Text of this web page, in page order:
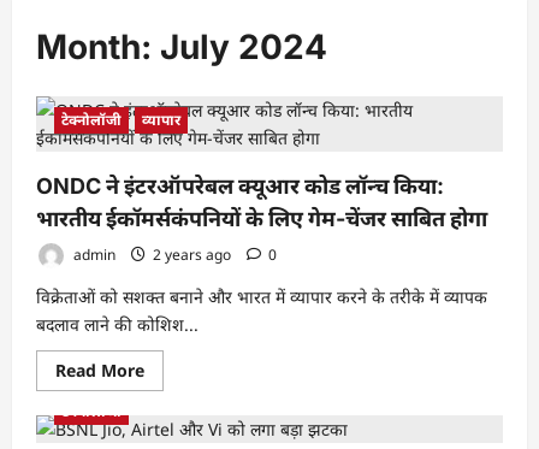
Month: July 2024
टेक्नोलॉजी व्यापार
ONDC ने इंटरऑपरेबल क्यूआर कोड लॉन्च किया:
भारतीय ईकॉमर्सकंपनियों के लिए गेम-चेंजर साबित होगा
admin 2 years ago 0
विक्रेताओं को सशक्त बनाने और भारत में व्यापार करने के तरीके में व्यापक
बदलाव लाने की कोशिश...
Read MoreRead
more
ONDC
ने
टेक्नोलॉजी